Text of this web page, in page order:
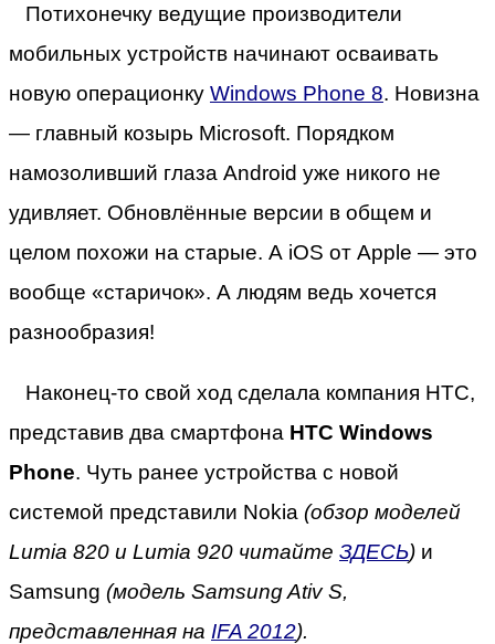
Потихонечку ведущие производители
мобильных устройств начинают осваивать
новую операционку Windows Phone 8. Новизна
— главный козырь Microsoft. Порядком
намозоливший глаза Android уже никого не
удивляет. Обновлённые версии в общем и
целом похожи на старые. А iOS от Apple — это
вообще «старичок». А людям ведь хочется
разнообразия!
Наконец-то свой ход сделала компания HTC,
представив два смартфона HTC Windows
Phone. Чуть ранее устройства с новой
системой представили Nokia (обзор моделей
Lumia 820 и Lumia 920 читайте ЗДЕСЬ) и
Samsung (модель Samsung Ativ S,
представленная на IFA 2012).